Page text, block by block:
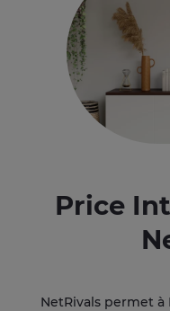
Price
NetRivals permet